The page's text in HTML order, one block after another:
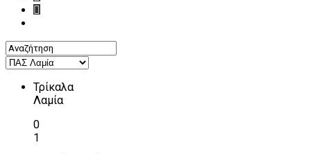
Τρίκαλα
Λαμία
0
1